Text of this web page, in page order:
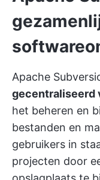
Apache
gecentraliseerd
het beheren en
bestanden en
gebruikers in
projecten door